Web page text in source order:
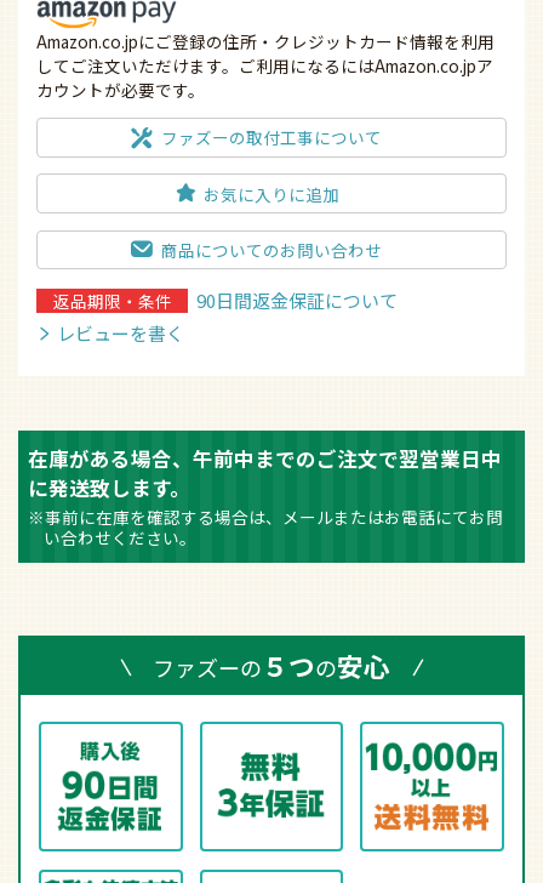
Amazon.co.jpにご登録の住所・クレジットカード情報を利用
してご注文いただけます。ご利用になるにはAmazon.co.jpア
カウントが必要です。
ファズーの取付工事について
お気に入りに追加
商品についてのお問い合わせ
返品期限・条件
90日間返金保証について
レビューを書く
在庫がある場合、午前中までのご注文で翌営業日中
に発送致します。
※事前に在庫を確認する場合は、メールまたはお電話にてお問
い合わせください。
ファズーの５つの安心